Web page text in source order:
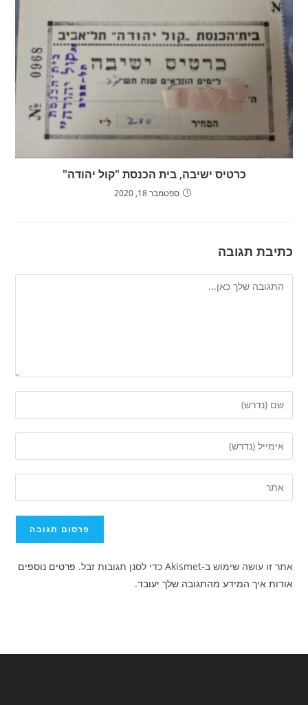
כרטיס ישיבה, בית הכנסת "קול יהודה"
ספטמבר 18, 2020
כתיבת תגובה
להגיב
את
השם
שלך
שם
משתמש
את
כתובת
דואר
את
שלך
(אופציונלי)
אתר זו עושה שימוש ב-Akismet כדי לסנן תגובות זבל.
פרטים נוספים
אודות איך המידע מהתגובה שלך יעובד.